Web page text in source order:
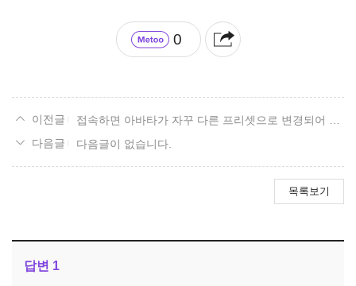
0
접속하면 아바타가 자꾸 다른 프리셋으로 변경되어 있어요
다음글이 없습니다.
목록보기
답변 1